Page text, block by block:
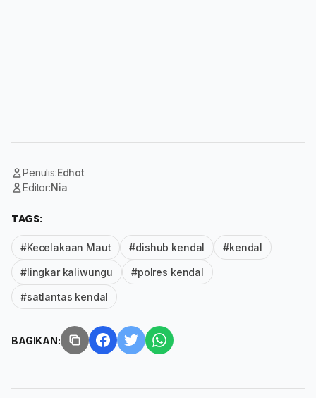
Penulis:Edhot
Editor:Nia
TAGS:
#Kecelakaan Maut #dishub kendal #kendal
#lingkar kaliwungu #polres kendal
#satlantas kendal
BAGIKAN: